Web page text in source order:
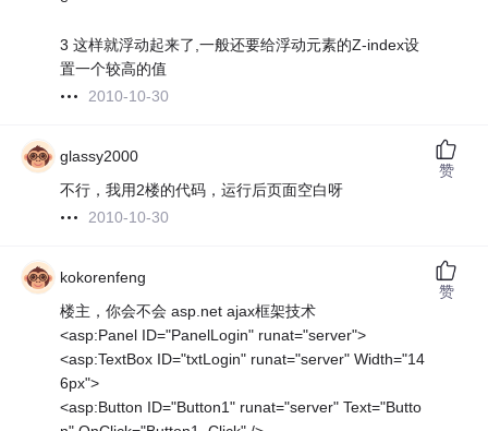
3 这样就浮动起来了,一般还要给浮动元素的Z-index设
置一个较高的值
2010-10-30
glassy2000
不行，我用2楼的代码，运行后页面空白呀
2010-10-30
赞
kokorenfeng
楼主，你会不会 asp.net ajax框架技术
<asp:Panel ID="PanelLogin" runat="server">
<asp:TextBox ID="txtLogin" runat="server" Width="14
6px">
<asp:Button ID="Button1" runat="server" Text="Butto
赞